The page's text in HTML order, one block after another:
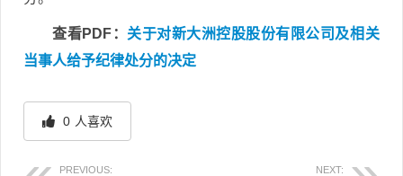
查看PDF： 关于对新大洲控股股份有限公司及相关
当事人给予纪律处分的决定
0 人喜欢
PREVIOUS: NEXT: